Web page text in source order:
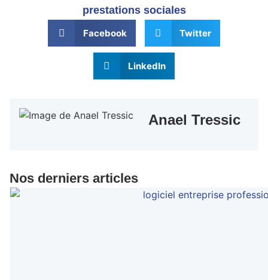
prestations sociales
Facebook Twitter
LinkedIn
Anael Tressic
Nos derniers articles